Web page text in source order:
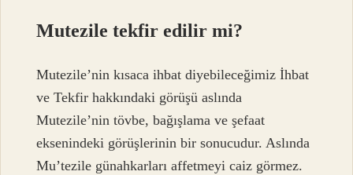
Mutezile tekfir edilir mi?
Mutezile’nin kısaca ihbat diyebileceğimiz İhbat
ve Tekfir hakkındaki görüşü aslında
Mutezile’nin tövbe, bağışlama ve şefaat
eksenindeki görüşlerinin bir sonucudur. Aslında
Mu’tezile günahkarları affetmeyi caiz görmez.